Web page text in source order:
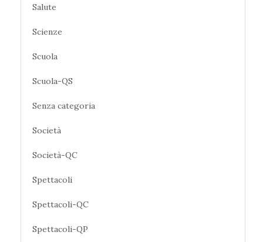
Salute
Scienze
Scuola
Scuola-QS
Senza categoria
Società
Società-QC
Spettacoli
Spettacoli-QC
Spettacoli-QP